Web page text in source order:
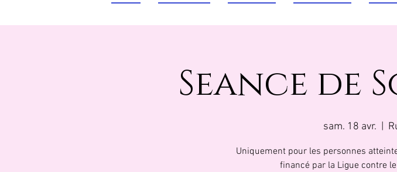
Seance de
sam. 18 avr.
Uniquement pour les personnes
financé par la Ligue contre